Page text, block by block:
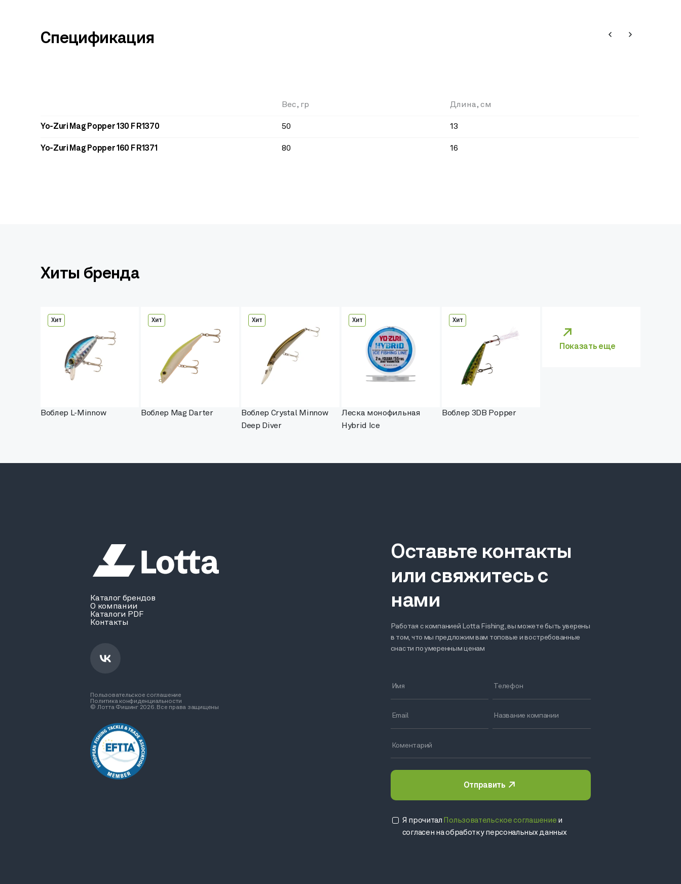
Спецификация
Вес, гр Длина, см
Yo-Zuri Mag Popper 130 F R1370 50 13
Yo-Zuri Mag Popper 160 F R1371 80 16
Хиты бренда
Хит
Воблер L-Minnow
Хит
Воблер Mag Darter
Хит
Воблер Crystal Minnow
Deep Diver
Хит
Леска монофильная
Hybrid Ice
Хит
Воблер 3DB Popper
Показать еще
Каталог брендов
О компании
Каталоги PDF
Контакты
Пользовательское соглашение
Политика конфиденциальности
© Лотта Фишинг 2026. Все права защищены
Оставьте контакты
или свяжитесь с
нами
Работая с компанией Lotta Fishing, вы можете быть уверены
в том, что мы предложим вам топовые и востребованные
снасти по умеренным ценам
Отправить
Я прочитал Пользовательское соглашение и
согласен на обработку персональных данных